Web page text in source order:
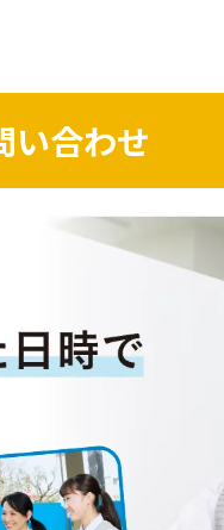
い合わせ